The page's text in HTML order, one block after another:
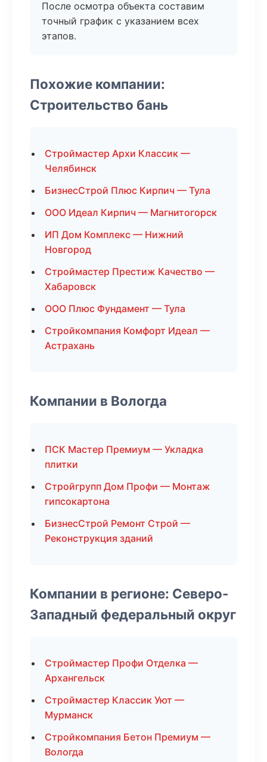
После осмотра объекта составим
точный график с указанием всех
этапов.
Похожие компании:
Строительство бань
Строймастер Архи Классик —
Челябинск
БизнесСтрой Плюс Кирпич — Тула
ООО Идеал Кирпич — Магнитогорск
ИП Дом Комплекс — Нижний
Новгород
Строймастер Престиж Качество —
Хабаровск
ООО Плюс Фундамент — Тула
Стройкомпания Комфорт Идеал —
Астрахань
Компании в Вологда
ПСК Мастер Премиум — Укладка
плитки
Стройгрупп Дом Профи — Монтаж
гипсокартона
БизнесСтрой Ремонт Строй —
Реконструкция зданий
Компании в регионе: Северо-
Западный федеральный округ
Строймастер Профи Отделка —
Архангельск
Строймастер Классик Уют —
Мурманск
Стройкомпания Бетон Премиум —
Вологда